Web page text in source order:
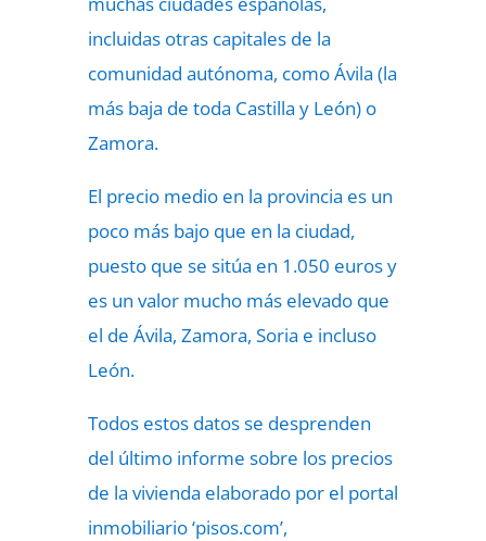
incluidas otras capitales de la
comunidad autónoma, como Ávila (la
más baja de toda Castilla y León) o
Zamora.
El precio medio en la provincia es un
poco más bajo que en la ciudad,
puesto que se sitúa en 1.050 euros y
es un valor mucho más elevado que
el de Ávila, Zamora, Soria e incluso
León.
Todos estos datos se desprenden
del último informe sobre los precios
de la vivienda elaborado por el portal
inmobiliario ‘pisos.com’,